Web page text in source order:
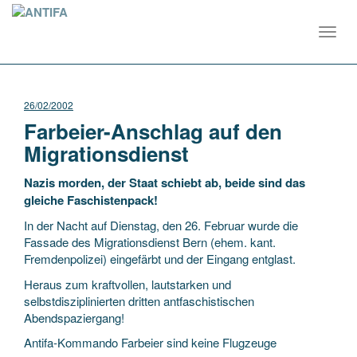
26/02/2002
Farbeier-Anschlag auf den
Migrationsdienst
Nazis morden, der Staat schiebt ab, beide sind das
gleiche Faschistenpack!
In der Nacht auf Dienstag, den 26. Februar wurde die
Fassade des Migrationsdienst Bern (ehem. kant.
Fremdenpolizei) eingefärbt und der Eingang entglast.
Heraus zum kraftvollen, lautstarken und
selbstdisziplinierten dritten antfaschistischen
Abendspaziergang!
Antifa-Kommando Farbeier sind keine Flugzeuge